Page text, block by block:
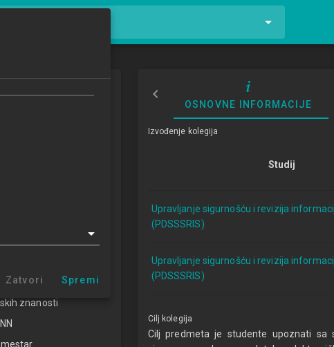
arhiviranje
i revizija informacijskih
primijenjene osnove
znanosti
NN
OSNOVNE INFORMACIJE
Izvođenje kolegija
Studij
Upravljanje sigurnošću i revizija
(PDSSSRIS)
Upravljanje sigurnošću i revizija
(PDSSSRIS)
Cilj kolegija
Cilj predmeta je studente upoznati sa
Zatvori Spremi